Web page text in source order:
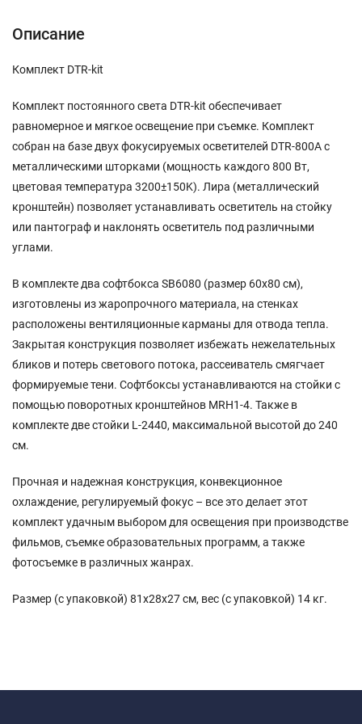
Описание
Комплект DTR-kit
Комплект постоянного света DTR-kit обеспечивает
равномерное и мягкое освещение при съемке. Комплект
собран на базе двух фокусируемых осветителей DTR-800А с
металлическими шторками (мощность каждого 800 Вт,
цветовая температура 3200±150K). Лира (металлический
кронштейн) позволяет устанавливать осветитель на стойку
или пантограф и наклонять осветитель под различными
углами.
В комплекте два софтбокса SB6080 (размер 60х80 см),
изготовлены из жаропрочного материала, на стенках
расположены вентиляционные карманы для отвода тепла.
Закрытая конструкция позволяет избежать нежелательных
бликов и потерь светового потока, рассеиватель смягчает
формируемые тени. Софтбоксы устанавливаются на стойки с
помощью поворотных кронштейнов MRH1-4. Также в
комплекте две стойки L-2440, максимальной высотой до 240
см.
Прочная и надежная конструкция, конвекционное
охлаждение, регулируемый фокус – все это делает этот
комплект удачным выбором для освещения при производстве
фильмов, съемке образовательных программ, а также
фотосъемке в различных жанрах.
Размер (с упаковкой) 81х28х27 см, вес (с упаковкой) 14 кг.